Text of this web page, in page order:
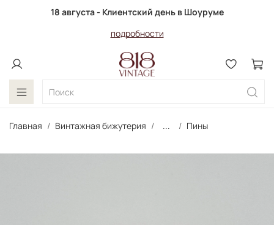
18 августа - Клиентский день в Шоуруме
подробности
Главная Винтажная бижутерия ... Пины